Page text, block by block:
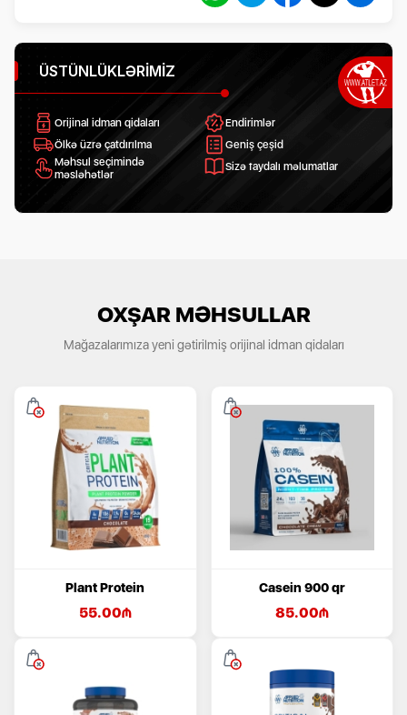
ÜSTÜNLÜKLƏRIMIZ
Orijinal idman qidaları
Endirimlər
Ölkə üzrə çatdırılma
Geniş çeşid
Məhsul seçimində
məsləhətlər
Sizə faydalı məlumatlar
OXŞAR MƏHSULLAR
Mağazalarımıza yeni gətirilmiş orijinal idman qidaları
Plant Protein
55.00₼
Casein 900 qr
85.00₼